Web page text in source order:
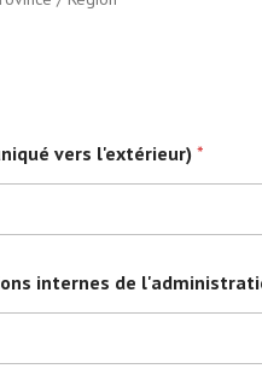
vers l'extérieur)*
internes de